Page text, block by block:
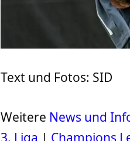
Text und Fotos: SID
Weitere News und
3. Liga | Champions